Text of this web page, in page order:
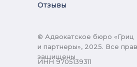
Отзывы
© Адвокатское бюро «Гриц
и партнеры», 2025. Все
защищены
ИНН 9705139311